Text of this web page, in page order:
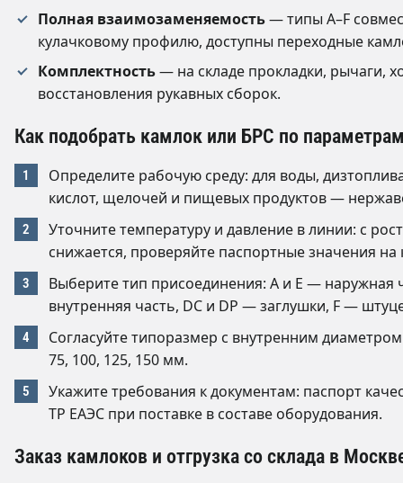
Полная взаимозаменяемость— типы A–F
кулачковому профилю, доступны переходные
Комплектность— на складе прокладки, рычаги,
восстановления рукавных сборок.
Как подобрать камлок или БРС по
Определите рабочую среду: для воды,
кислот, щелочей и пищевых продуктов —
Уточните температуру и давление в линии: с
снижается, проверяйте паспортные значения
Выберите тип присоединения: A и E — наружная
внутренняя часть, DC и DP — заглушки, F —
Согласуйте типоразмер с внутренним
75, 100, 125, 150 мм.
Укажите требования к документам: паспорт
ТР ЕАЭС при поставке в составе оборудования.
Заказ камлоков и отгрузка со склада в